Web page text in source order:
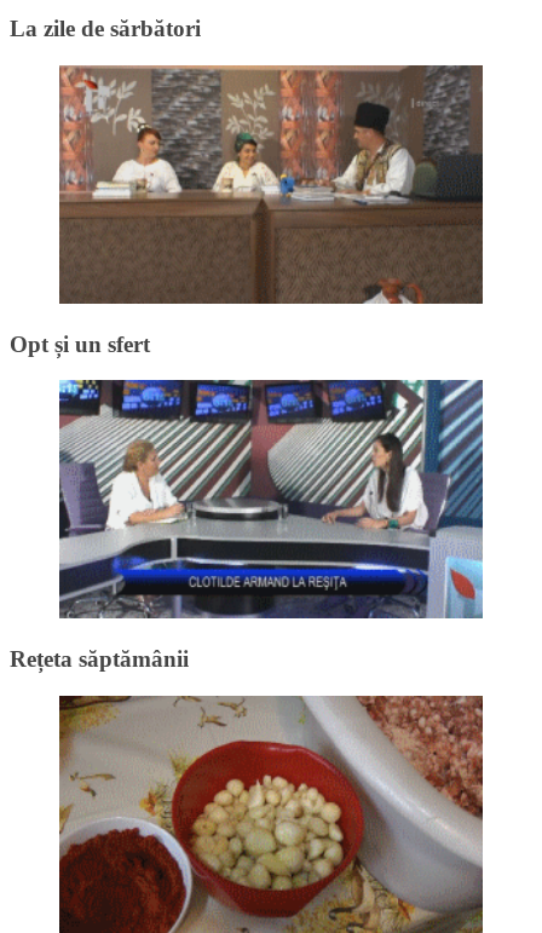
La zile de sărbători
Opt și un sfert
Rețeta săptămânii